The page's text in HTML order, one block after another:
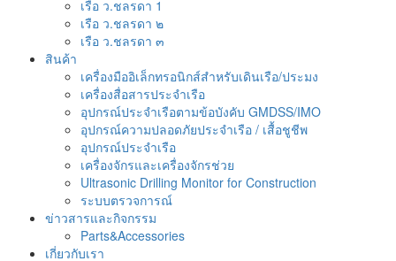
เรือ ว.ชลรดา 1
เรือ ว.ชลรดา ๒
เรือ ว.ชลรดา ๓
สินค้า
เครื่องมืออิเล็กทรอนิกส์สำหรับเดินเรือ/ประมง
เครื่องสื่อสารประจำเรือ
อุปกรณ์ประจำเรือตามข้อบังคับ GMDSS/IMO
อุปกรณ์ความปลอดภัยประจำเรือ / เสื้อชูชีพ
อุปกรณ์ประจำเรือ
เครื่องจักรและเครื่องจักรช่วย
Ultrasonic Drilling Monitor for Construction
ระบบตรวจการณ์
ข่าวสารและกิจกรรม
Parts&Accessories
เกี่ยวกับเรา